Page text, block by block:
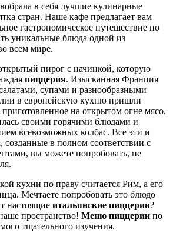
вобрала в себя лучшие кулинарные
стран. Наше кафе предлагает вам
гастрономическое путешествие по
уникальные блюда одной из
всем мире.
пирог с начинкой, которую
пиццерия. Изысканная Франция
супами и разнообразными
в европейскую кухню пришли
на открытом огне мясо.
своими горячими блюдами и
всевозможных колбас. Все эти и
созданные в полном соответствии с
вы можете попробовать, не
кухни по праву считается Рим, а его
Мечтаете попробовать это блюдо
настоящие итальянские пиццерии?
пространство! Меню пиццерии по
тщательного изучения.